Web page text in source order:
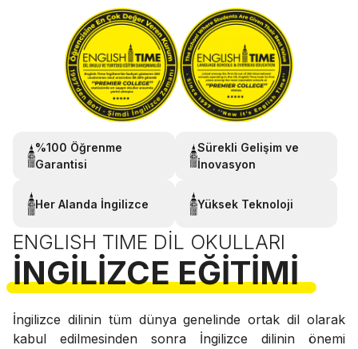
%100 Öğrenme
Garantisi
Sürekli Gelişim ve
İnovasyon
Her Alanda İngilizce Yüksek Teknoloji
ENGLISH TIME DIL OKULLARI
İNGILIZCE EĞITIMI
İngilizce dilinin tüm dünya genelinde ortak dil olarak
kabul edilmesinden sonra İngilizce dilinin önemi